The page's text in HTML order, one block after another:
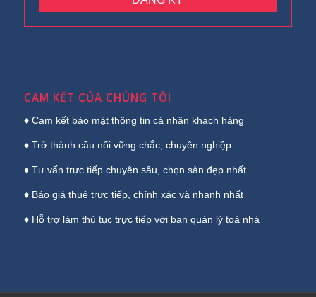
CAM KẾT CỦA CHÚNG TÔI
♦ Cam kết bảo mật thông tin cá nhân khách hàng
♦ Trở thành cầu nối vững chắc, chuyên nghiệp
♦ Tư vấn trực tiếp chuyên sâu, chọn sàn đẹp nhất
♦ Báo giá thuê trực tiếp, chính xác và nhanh nhất
♦ Hỗ trợ làm thủ tục trực tiếp với ban quản lý toà nhà